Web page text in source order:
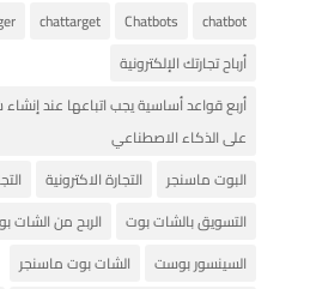
chatbot
Chatbots
chattarget
أرباح تجارتك الإلكترونية
على الذكاء الاصطناعي
البوت ماسنجر
التجارة الاكترونية
التسويق بالشات بوت
الربح من الشات
السينسور بوست
الشات بوت ماسنجر